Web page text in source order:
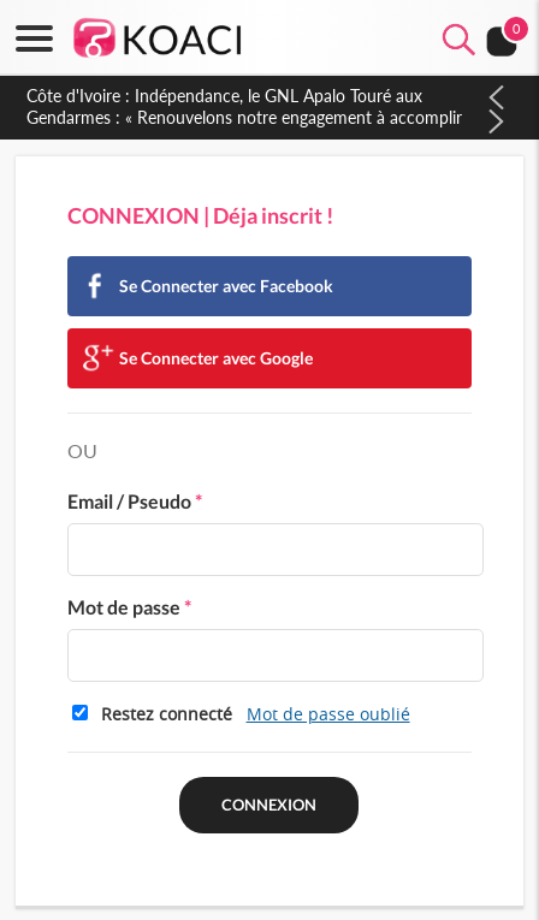
0
Côte d'Ivoire : Indépendance, le GNL Apalo Touré aux
Gendarmes : « Renouvelons notre engagement à accomplir
notre mission avec honneur, discipline, loyauté et
CONNEXION | Déja inscrit !
Se Connecter avec Facebook
Se Connecter avec Google
OU
Email / Pseudo*
Mot de passe *
Restez connecté Mot de passe oublié